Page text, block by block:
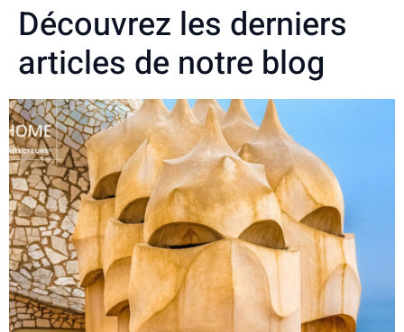
Découvrez les derniers
articles de notre blog